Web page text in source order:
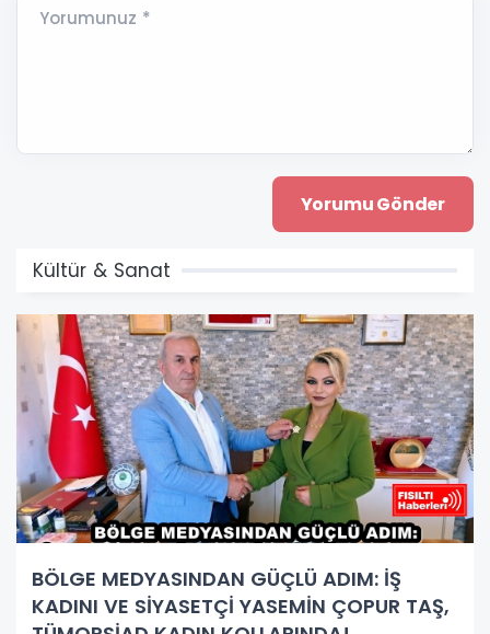
Yorumunuz *
Kültür & Sanat
BÖLGE MEDYASINDAN GÜÇLÜ ADIM: İŞ
KADINI VE SİYASETÇİ YASEMİN ÇOPUR TAŞ,